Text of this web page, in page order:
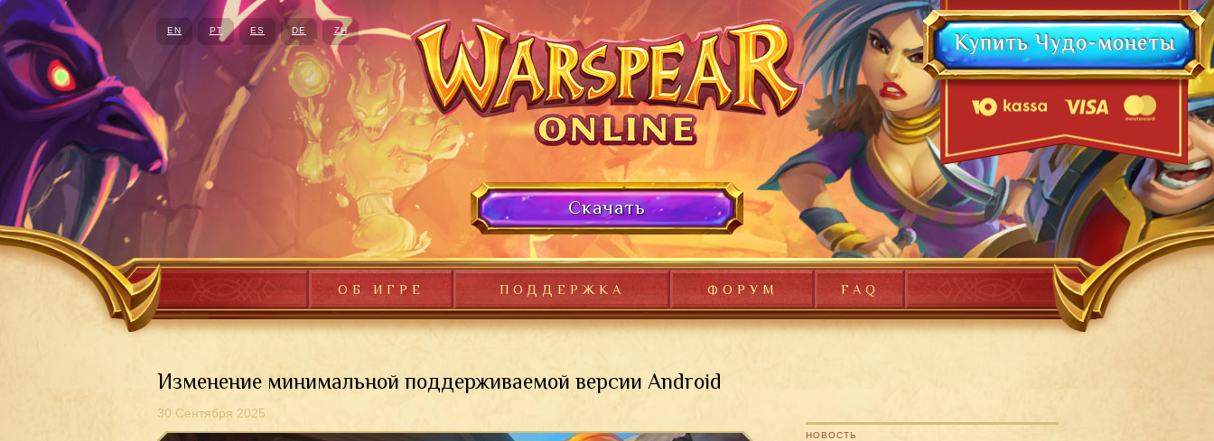
Скачать
Купить Чудо-монеты
EN PT ES DE ZH
ОБ ИГРЕ ПОДДЕРЖКА ФОРУМ FAQ
Изменение минимальной поддерживаемой версии Android
30 Сентября 2025
НОВОСТЬ